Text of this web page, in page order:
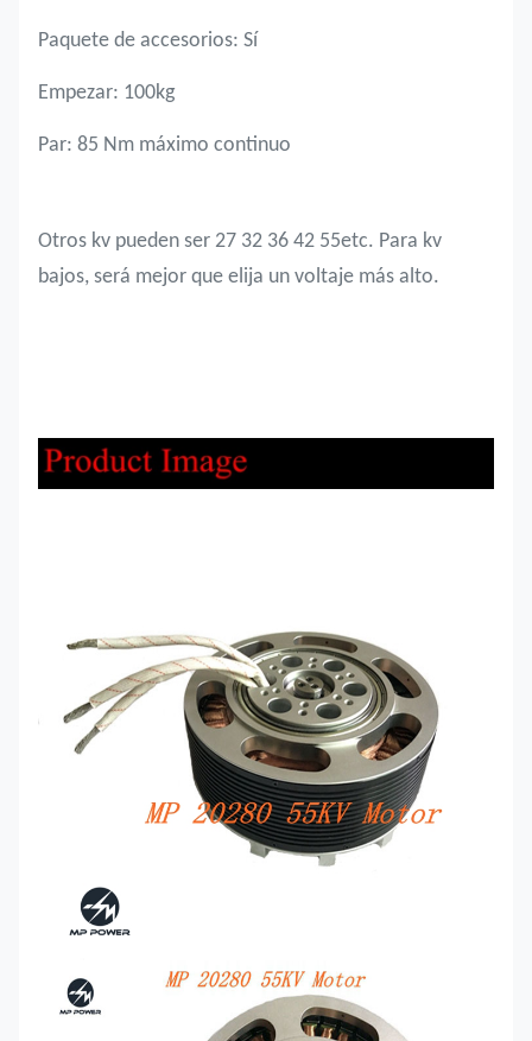
Paquete de accesorios: Sí
Empezar: 100kg
Par: 85 Nm máximo continuo
Otros kv pueden ser 27 32 36 42 55etc. Para kv
bajos, será mejor que elija un voltaje más alto.